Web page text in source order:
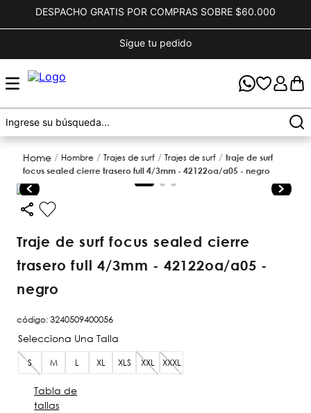
DESPACHO GRATIS POR COMPRAS SOBRE $60.000
Sigue tu pedido
hombre trajes de surf trajes de surf
traje de surf
focus sealed cierre trasero full 4/3mm - 42122oa/a05 - negro
traje de surf focus sealed cierre
trasero full 4/3mm - 42122oa/a05 -
negro
código:3240509400056
S M L XL XLS XXL XXXL
Tabla de
tallas